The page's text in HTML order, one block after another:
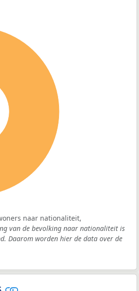
naar nationaliteit,
van de bevolking naar nationaliteit is
Daarom worden hier de data over de